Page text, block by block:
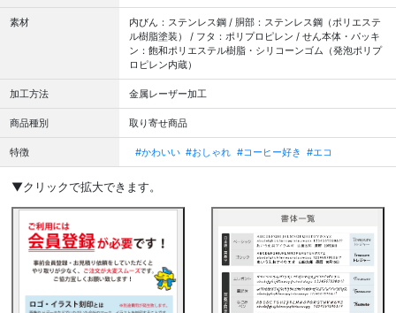
素材
内びん：ステンレス鋼 / 胴部：ステンレス鋼（ポリエステ
ル樹脂塗装） / フタ：ポリプロピレン / せん本体・パッキ
ン：飽和ポリエステル樹脂・シリコーンゴム（発泡ポリプ
ロピレン内蔵）
加工方法 金属レーザー加工
商品種別 取り寄せ商品
特徴 #かわいい #おしゃれ #コーヒー好き #エコ
▼クリックで拡大できます。